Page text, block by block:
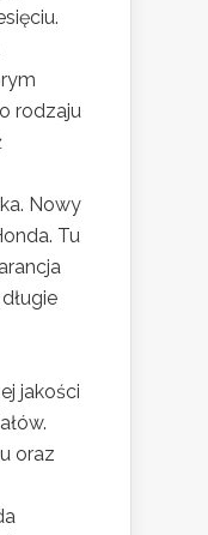
rodzaju
Nowy
Tu
jakości
oraz